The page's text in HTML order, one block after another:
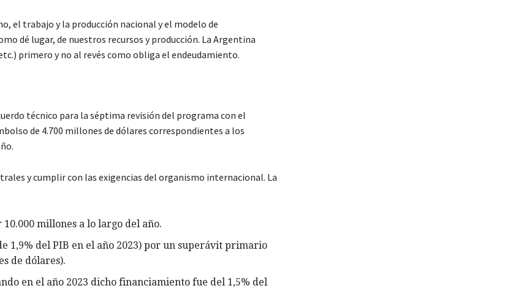
el trabajo y la producción nacional y el modelo de
dé lugar, de nuestros recursos y producción. La Argentina
primero y no al revés como obliga el endeudamiento.
técnico para la séptima revisión del programa con el
de 4.700 millones de dólares correspondientes a los
y cumplir con las exigencias del organismo internacional. La
millones a lo largo del año.
1,9% del PIB en el año 2023) por un superávit primario
de dólares).
en el año 2023 dicho financiamiento fue del 1,5% del